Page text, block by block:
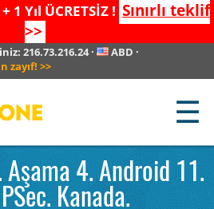
1 Yıl ÜCRETSİZ ! Sınırlı teklif
>>
216.73.216.24· ABD ·
zayıf! >>
☰
Aşama 4. Android 11.
Kanada.